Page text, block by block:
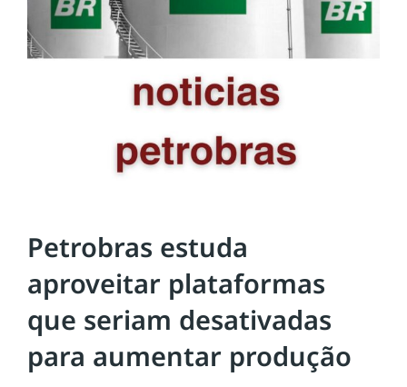
Petrobras estuda
aproveitar plataformas
que seriam desativadas
para aumentar produção